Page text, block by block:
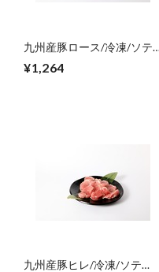
九州産豚ロース/冷凍/ソテ
¥1,264
九州産豚ヒレ/冷凍/ソテ